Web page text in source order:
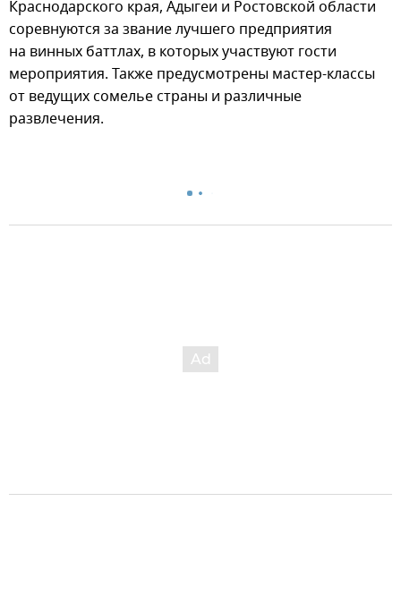
Краснодарского края, Адыгеи и Ростовской области
соревнуются за звание лучшего предприятия
на винных баттлах, в которых участвуют гости
мероприятия. Также предусмотрены мастер-классы
от ведущих сомелье страны и различные
развлечения.